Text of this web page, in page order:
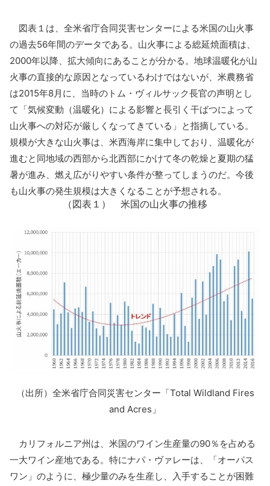
図表１は、全米省庁合同災害センターによる米国の山火事
の過去56年間のデータである。山火事による総延焼面積は、
2000年以降、拡大傾向にあることが分かる。地球温暖化が山
火事の直接的な原因となっているわけではないが、米農務省
は2015年8月に、当時のトム・ヴィルサック長官の声明とし
て「気候変動（温暖化）による影響と長引く干ばつによって
山火事への対応が厳しくなってきている」と指摘している。
規模が大きな山火事は、米西海岸に集中しており、温暖化が
進むと同地域の西部から北西部にかけて冬の乾燥と夏期の猛
暑が進み、燃え広がりやすい条件が整ってしまうのだ。今後
も山火事の発生規模は大きくなることが予想される。
（図表１） 米国の山火事の推移
（出所）全米省庁合同災害センター「Total Wildland Fires
and Acres」
カリフォルニア州は、米国のワイン生産量の90％を占める
一大ワイン産地である。特にナパ・ヴァレーは、「オーパス
ワン」のように、極少量のみを生産し、入手することが困難